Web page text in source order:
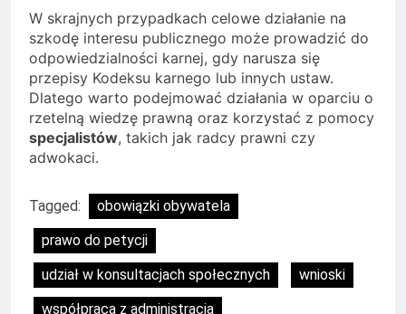
W skrajnych przypadkach celowe działanie na
szkodę interesu publicznego może prowadzić do
odpowiedzialności karnej, gdy narusza się
przepisy Kodeksu karnego lub innych ustaw.
Dlatego warto podejmować działania w oparciu o
rzetelną wiedzę prawną oraz korzystać z pomocy
specjalistów, takich jak radcy prawni czy
adwokaci.
Tagged:
obowiązki obywatela
prawo do petycji
udział w konsultacjach społecznych
wnioski
współpraca z administracją